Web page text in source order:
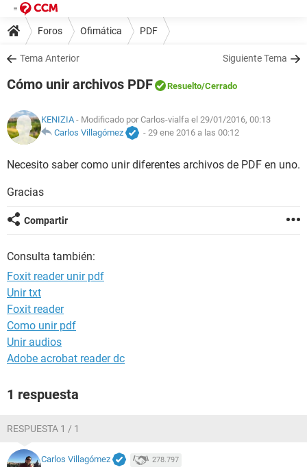
Foros Ofimática PDF
Tema Anterior Siguiente Tema
Cómo unir archivos PDF Resuelto/Cerrado
KENIZIA- Modificado por Carlos-vialfa el 29/01/2016, 00:13
Carlos Villagómez
- 29 ene 2016 a las 00:12
Necesito saber como unir diferentes archivos de PDF en uno.
Gracias
Compartir
Consulta también:
Foxit reader unir pdf
Unir txt
Foxit reader
Como unir pdf
Unir audios
Adobe acrobat reader dc
1 respuesta
RESPUESTA 1 / 1
Carlos Villagómez 278.797